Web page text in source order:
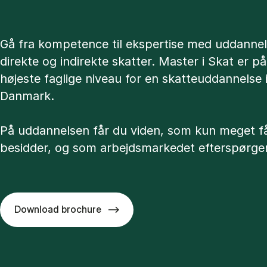
Gå fra kompetence til ekspertise med
direkte og indirekte skatter. Master i Skat er
højeste faglige niveau for en skatteuddannelse i
Danmark.
På uddannelsen får du viden, som kun meget
besidder, og som arbejdsmarkedet
Download brochure